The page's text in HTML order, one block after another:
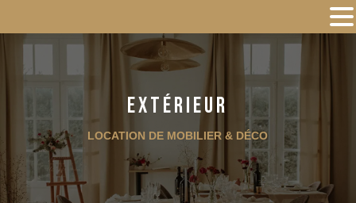
Extérieur
LOCATION DE MOBILIER & DÉCO